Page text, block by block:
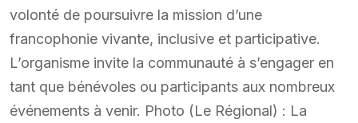
volonté de poursuivre la mission d’une
francophonie vivante, inclusive et participative.
L’organisme invite la communauté à s’engager en
tant que bénévoles ou participants aux nombreux
événements à venir. Photo (Le Régional) : La